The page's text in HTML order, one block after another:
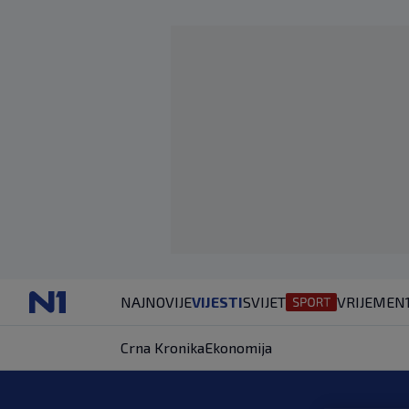
NAJNOVIJEVIJESTISVIJET VRIJEME
Crna KronikaEkonomija